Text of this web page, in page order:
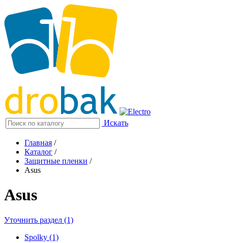
Искать
Главная /
Каталог /
Защитные пленки /
Asus
Asus
Уточнить раздел (1)
Spolky (1)